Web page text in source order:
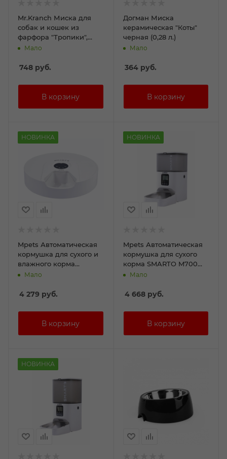
Mr.Kranch Миска для
собак и кошек из
фарфора "Тропики",
350мл, голубая
Мало
748 руб.
Догман Миска
керамическая "Коты"
черная (0,28 л.)
Мало
364руб.
НОВИНКА
Mpets Автоматическая
кормушка для сухого и
влажного корма
SMARTO M900, 6
Мало
4 279 руб.
НОВИНКА
Mpets Автоматическая
кормушка для сухого
корма SMARTO M700
4л, до 8 кормлений
Мало
4 668руб.
НОВИНКА